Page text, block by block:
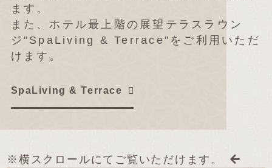
ます。
また、ホテル最上階の展望テラスラウン
ジ"SpaLiving & Terrace"をご利用いただ
けます。
SpaLiving & Terrace
※横スクロールにてご覧いただけます。